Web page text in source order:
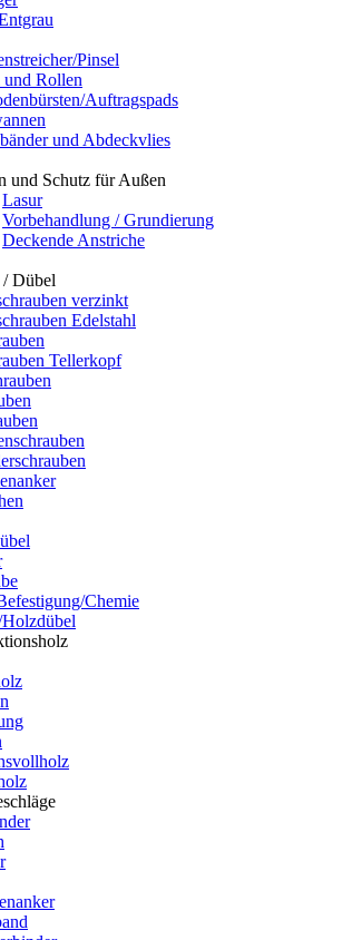
Pinsel
Rollen
Auftragspads
und Abdeckvlies
und Schutz für Außen
Lasur
Vorbehandlung / Grundierung
Deckende Anstriche
/ Dübel
verzinkt
Edelstahl
Tellerkopf
Chemie